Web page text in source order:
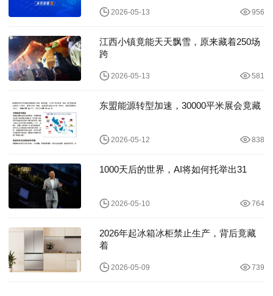
2026-05-13 956
江西小镇竟能天天飘雪，原来藏着250场
跨
2026-05-13 581
东盟能源转型加速，30000平米展会竟藏
2026-05-12 838
1000天后的世界，AI将如何托举出31
2026-05-10 764
2026年起冰箱冰柜禁止生产，背后竟藏
着
2026-05-09 739